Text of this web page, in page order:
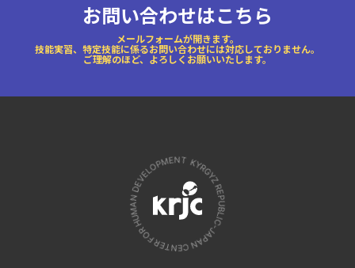
お問い合わせはこちら
メールフォームが開きます。
技能実習、特定技能に係るお問い合わせには対応しておりません。
ご理解のほど、よろしくお願いいたします。